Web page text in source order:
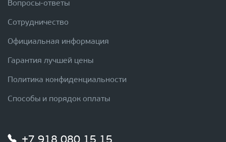
Вопросы-ответы
Сотрудничество
Официальная информация
Гарантия лучшей цены
Политика конфиденциальности
Способы и порядок оплаты